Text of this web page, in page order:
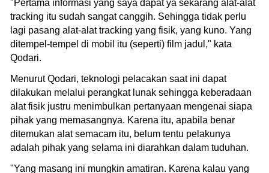
"Pertama informasi yang saya dapat ya sekarang alat-alat
tracking itu sudah sangat canggih. Sehingga tidak perlu
lagi pasang alat-alat tracking yang fisik, yang kuno. Yang
ditempel-tempel di mobil itu (seperti) film jadul," kata
Qodari.
Menurut Qodari, teknologi pelacakan saat ini dapat
dilakukan melalui perangkat lunak sehingga keberadaan
alat fisik justru menimbulkan pertanyaan mengenai siapa
pihak yang memasangnya. Karena itu, apabila benar
ditemukan alat semacam itu, belum tentu pelakunya
adalah pihak yang selama ini diarahkan dalam tuduhan.
"Yang masang ini mungkin amatiran. Karena kalau yang